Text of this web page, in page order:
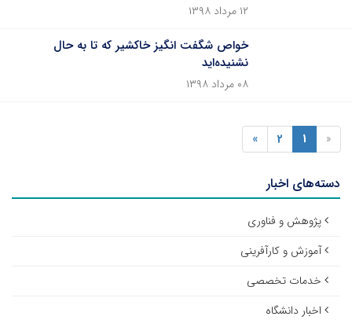
۱۲ مرداد ۱۳۹۸
خواص شگفت انگیز خاکشیر که تا به حال
نشنیده‌اید
۰۸ مرداد ۱۳۹۸
«
1
2
»
دسته‌های اخبار
پژوهش و فناوری
آموزش و کارآفرینی
خدمات تخصصی
اخبار دانشگاه